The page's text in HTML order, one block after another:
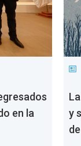
en la
y